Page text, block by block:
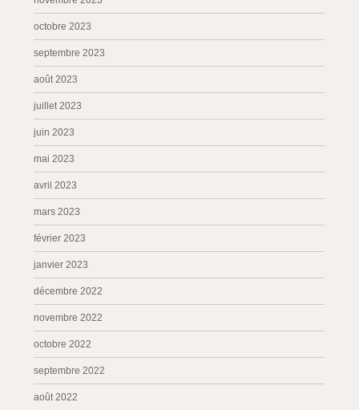
octobre 2023
septembre 2023
août 2023
juillet 2023
juin 2023
mai 2023
avril 2023
mars 2023
février 2023
janvier 2023
décembre 2022
novembre 2022
octobre 2022
septembre 2022
août 2022